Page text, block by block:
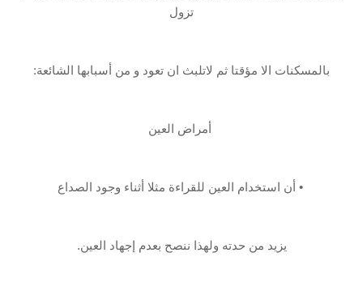
تزول
‏بالمسكنات الا مؤقتا ثم لاتلبث ان تعود و من أسبابها الشائعة:
‏ أمراض العين
‏ • أن استخدام العين للقراءة مثلا أثناء وجود الصداع
يزيد من حدته ولهذا ننصح بعدم إجهاد ‏العين.